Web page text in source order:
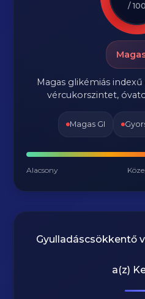
/ 100
Magas glikémiás
vércukorszintet,
Magas GI
Alacsony
Gyulladáscsökkentő
a(z)